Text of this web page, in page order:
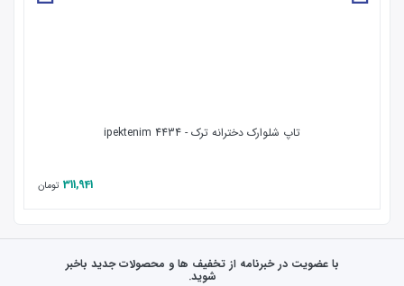
تاپ شلوارک دخترانه ترک - 4434 ipektenim
311,941 تومان
با عضویت در خبرنامه از تخفیف ها و محصولات جدید باخبر
شوید.